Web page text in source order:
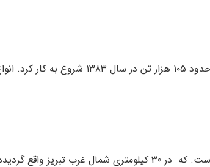
این کارخانه به طور تخصصی در زمینه تولید لوله
این کارخانه در حال حاضر یکی از بزرگترین تولید کننده گان لوله و